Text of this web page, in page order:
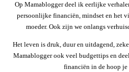
Op Mamablogger deel ik eerlijke
persoonlijke financiën, mindset en het
moeder. Ook zijn we onlangs
Het leven is druk, duur en uitdagend,
Mamablogger ook veel budgettips en
financiën in de hoop je